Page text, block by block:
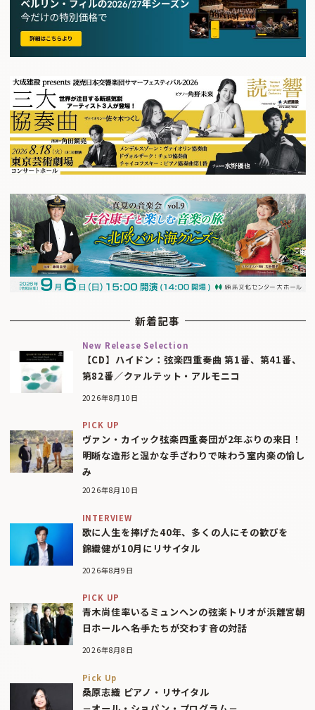
新着記事
New Release Selection
【CD】ハイドン：弦楽四重奏曲 第1番、第41番、
第82番／クァルテット・アルモニコ
2026年8月10日
PICK UP
ヴァン・カイック弦楽四重奏団が2年ぶりの来日！
明晰な造形と温かな手ざわりで味わう室内楽の愉し
み
2026年8月10日
INTERVIEW
歌に人生を捧げた40年、多くの人にその歓びを
錦織健が10月にリサイタル
2026年8月9日
PICK UP
青木尚佳率いるミュンヘンの弦楽トリオが浜離宮朝
日ホールへ――名手たちが交わす音の対話
2026年8月8日
Pick Up
桑原志織 ピアノ・リサイタル